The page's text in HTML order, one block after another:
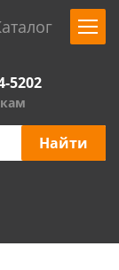
5202